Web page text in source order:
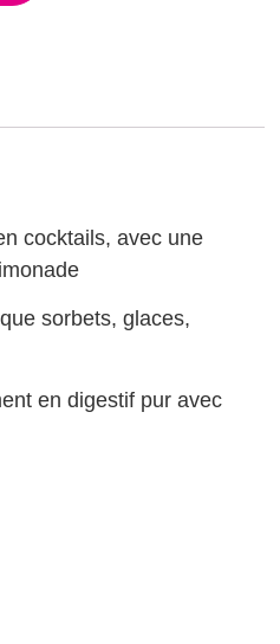
cocktails, avec une
sorbets, glaces,
en digestif pur avec